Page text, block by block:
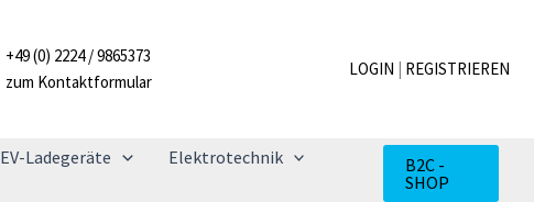
+49 (0) 2224 / 9865373
zum Kontaktformular
LOGIN | REGISTRIEREN
EV-Ladegeräte
Elektrotechnik
B2C -
SHOP